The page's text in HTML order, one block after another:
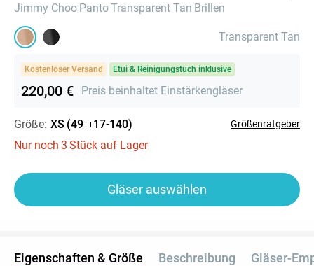
Jimmy Choo PantoTransparent Tan Brillen
Transparent Tan
Kostenloser Versand Etui & Reinigungstuch inklusive
220,00 € Preis beinhaltet Einstärkengläser
Größe: XS (49 17-140) Größenratgeber
Nur noch 3 Stück auf Lager
Gläser auswählen
Eigenschaften & Größe Beschreibung Gläser-